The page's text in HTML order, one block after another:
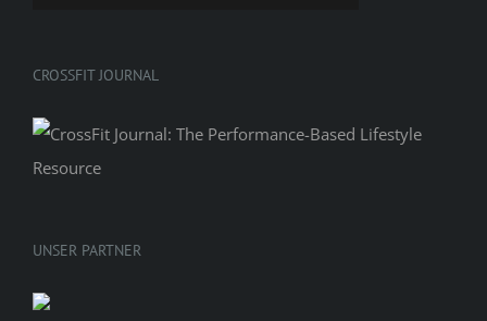
CROSSFIT JOURNAL
UNSER PARTNER